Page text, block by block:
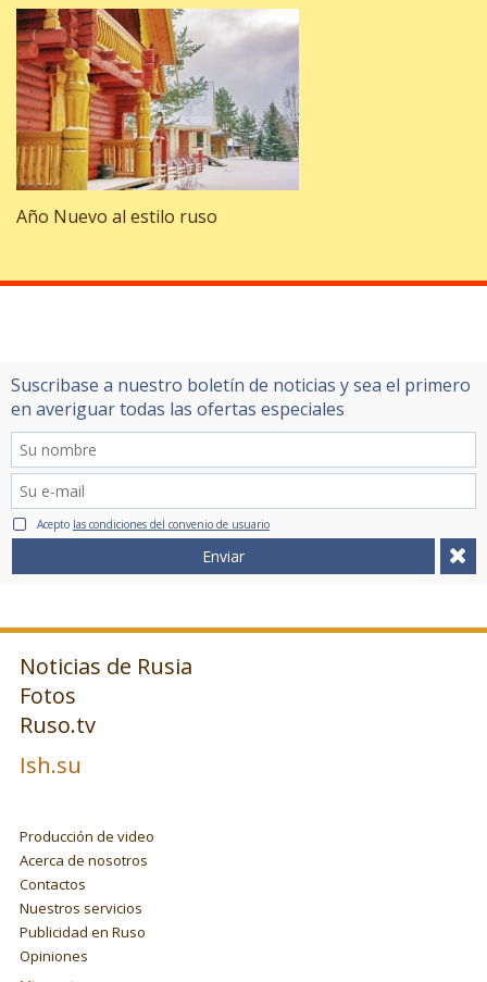
Año Nuevo al estilo ruso
Suscribase a nuestro boletín de noticias y sea el primero
en averiguar todas las ofertas especiales
Acepto las condiciones del convenio de usuario
Enviar
Noticias de Rusia
Fotos
Ruso.tv
Ish.su
Producción de video
Acerca de nosotros
Contactos
Nuestros servicios
Publicidad en Ruso
Opiniones